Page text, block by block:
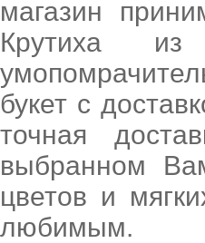
магазин
Крутиха
букет с
точная
выбранном
цветов и
любимым.